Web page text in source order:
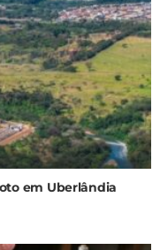
em Uberlândia